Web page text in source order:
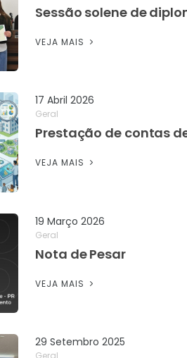
Sessão solene de
VEJA MAIS
17 Abril 2026
Geral
Prestação de contas
VEJA MAIS
19 Março 2026
Geral
Nota de Pesar
VEJA MAIS
29 Setembro 2025